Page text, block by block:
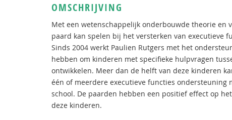
OMSCHRIJVING
Met een wetenschappelijk onderbouwde theorie
paard kan spelen bij het versterken van executieve
Sinds 2004 werkt Paulien Rutgers met het
hebben om kinderen met specifieke hulpvragen
ontwikkelen. Meer dan de helft van deze kinderen
één of meerdere executieve functies
school. De paarden hebben een positief effect op
deze kinderen.